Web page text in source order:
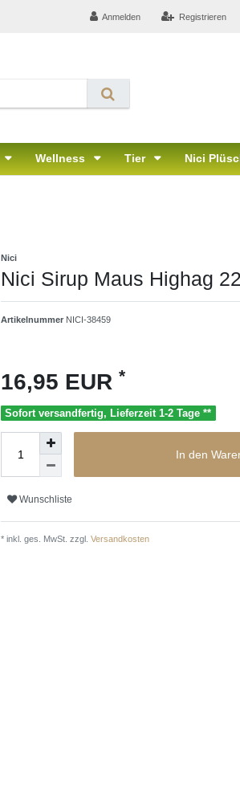
Anmelden Registrieren
Wellness Tier Nici
Nici
Nici Sirup Maus Highag
Artikelnummer NICI-38459
16,95 EUR *
Sofort versandfertig, Lieferzeit 1-2 Tage **
In den
Wunschliste
* inkl. ges. MwSt. zzgl. Versandkosten